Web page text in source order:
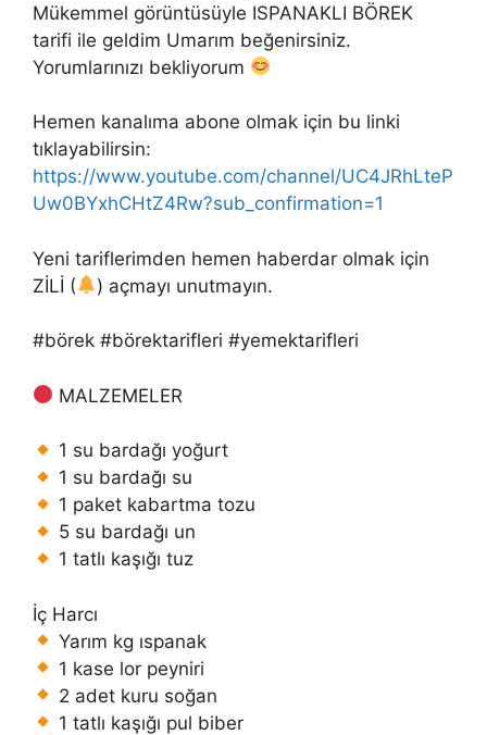
Mükemmel görüntüsüyle ISPANAKLI BÖREK
tarifi ile geldim Umarım beğenirsiniz.
Yorumlarınızı bekliyorum
Hemen kanalıma abone olmak için bu linki
tıklayabilirsin:
https://www.youtube.com/channel/UC4JRhLteP
Uw0BYxhCHtZ4Rw?sub_confirmation=1
Yeni tariflerimden hemen haberdar olmak için
ZİLİ (
) açmayı unutmayın.
#börek #börektarifleri #yemektarifleri
MALZEMELER
1 su bardağı yoğurt
1 su bardağı su
1 paket kabartma tozu
5 su bardağı un
1 tatlı kaşığı tuz
İç Harcı
Yarım kg ıspanak
1 kase lor peyniri
2 adet kuru soğan
1 tatlı kaşığı pul biber